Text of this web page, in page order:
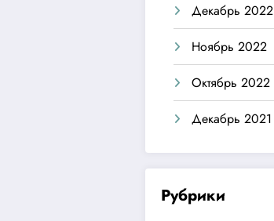
Декабрь 2022
Ноябрь 2022
Октябрь 2022
Декабрь 2021
Рубрики